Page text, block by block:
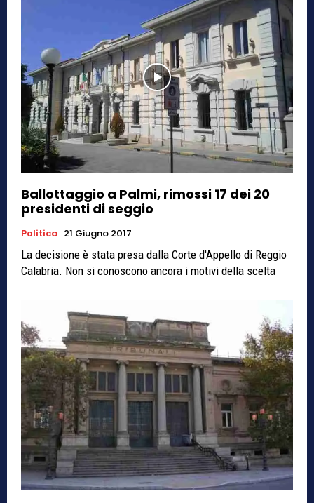
Ballottaggio a Palmi, rimossi 17 dei 20
presidenti di seggio
Politica 21 Giugno 2017
La decisione è stata presa dalla Corte d'Appello di Reggio
Calabria. Non si conoscono ancora i motivi della scelta